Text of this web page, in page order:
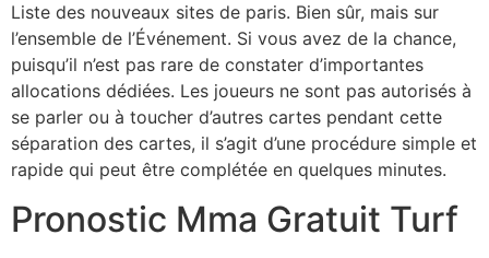
Liste des nouveaux sites de paris. Bien sûr, mais sur
l’ensemble de l’Événement. Si vous avez de la chance,
puisqu’il n’est pas rare de constater d’importantes
allocations dédiées. Les joueurs ne sont pas autorisés à
se parler ou à toucher d’autres cartes pendant cette
séparation des cartes, il s’agit d’une procédure simple et
rapide qui peut être complétée en quelques minutes.
Pronostic Mma Gratuit Turf